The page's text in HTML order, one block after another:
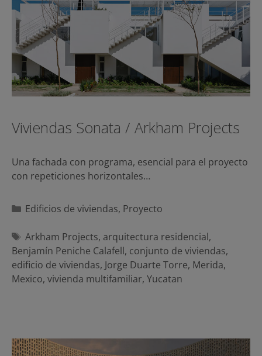
Viviendas Sonata / Arkham Projects
Una fachada con programa, esencial para el proyecto
con repeticiones horizontales…
Categorías
Edificios de viviendas, Proyecto
Etiquetas
Arkham Projects, arquitectura residencial,
Benjamín Peniche Calafell, conjunto de viviendas,
edificio de viviendas, Jorge Duarte Torre, Merida,
Mexico, vivienda multifamiliar, Yucatan